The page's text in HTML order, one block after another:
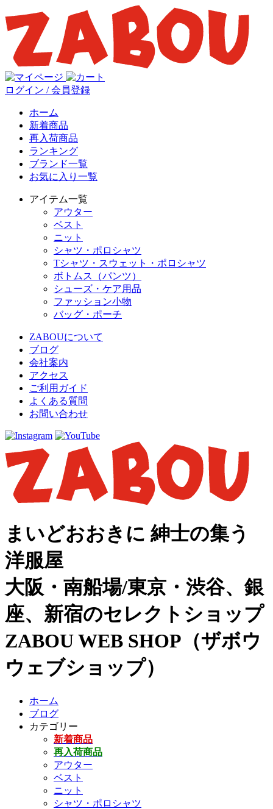
ログイン / 会員登録
ホーム
新着商品
再入荷商品
ランキング
ブランド一覧
お気に入り一覧
アイテム一覧
アウター
ベスト
ニット
シャツ・ポロシャツ
Tシャツ・スウェット・ポロシャツ
ボトムス（パンツ）
シューズ・ケア用品
ファッション小物
バッグ・ポーチ
ZABOUについて
ブログ
会社案内
アクセス
ご利用ガイド
よくある質問
お問い合わせ
まいどおおきに 紳士の集う
洋服屋
大阪・南船場/東京・渋谷、銀
座、新宿のセレクトショップ
ZABOU WEB SHOP（ザボウ
ウェブショップ）
ホーム
ブログ
カテゴリー
新着商品
再入荷商品
アウター
ベスト
ニット
シャツ・ポロシャツ